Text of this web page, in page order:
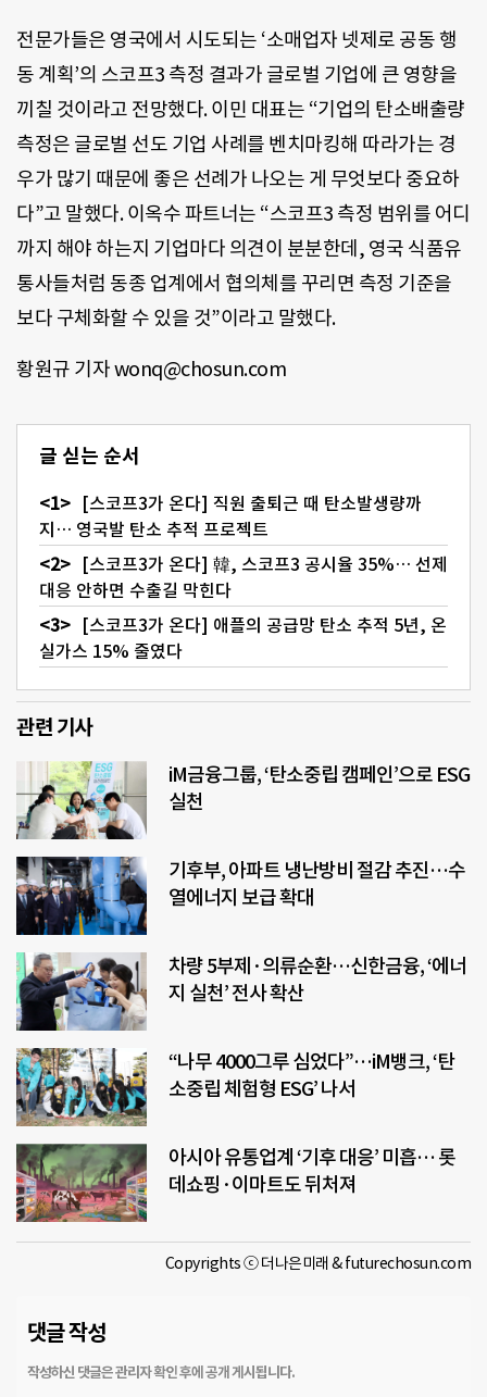
전문가들은 영국에서 시도되는 ‘소매업자 넷제로 공동 행
동 계획’의 스코프3 측정 결과가 글로벌 기업에 큰 영향을
끼칠 것이라고 전망했다. 이민 대표는 “기업의 탄소배출량
측정은 글로벌 선도 기업 사례를 벤치마킹해 따라가는 경
우가 많기 때문에 좋은 선례가 나오는 게 무엇보다 중요하
다”고 말했다. 이옥수 파트너는 “스코프3 측정 범위를 어디
까지 해야 하는지 기업마다 의견이 분분한데, 영국 식품유
통사들처럼 동종 업계에서 협의체를 꾸리면 측정 기준을
보다 구체화할 수 있을 것”이라고 말했다.
황원규 기자 wonq@chosun.com
글 싣는 순서
[스코프3가 온다] 직원 출퇴근 때 탄소발생량까
지… 영국발 탄소 추적 프로젝트
[스코프3가 온다] 韓, 스코프3 공시율 35%… 선제
대응 안하면 수출길 막힌다
[스코프3가 온다] 애플의 공급망 탄소 추적 5년, 온
실가스 15% 줄였다
관련 기사
iM금융그룹, ‘탄소중립 캠페인’으로 ESG
실천
기후부, 아파트 냉난방비 절감 추진…수
열에너지 보급 확대
차량 5부제·의류순환…신한금융, ‘에너
지 실천’ 전사 확산
“나무 4000그루 심었다”…iM뱅크, ‘탄
소중립 체험형 ESG’ 나서
아시아 유통업계 ‘기후 대응’ 미흡… 롯
데쇼핑·이마트도 뒤처져
Copyrights ⓒ 더나은미래 & futurechosun.com
댓글 작성